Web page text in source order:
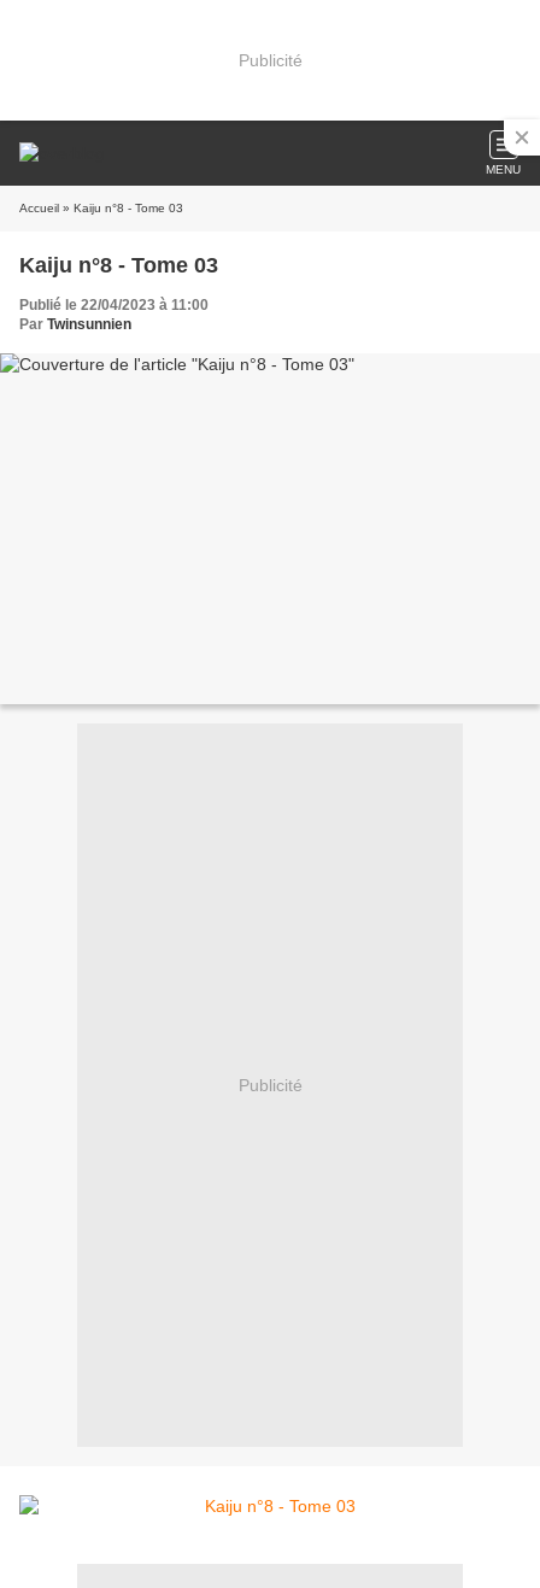
Publicité
MENU
Accueil » Kaiju n°8 - Tome 03
Kaiju n°8 - Tome 03
Publié le 22/04/2023 à 11:00
Par Twinsunnien
Publicité